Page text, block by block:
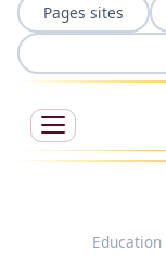
Pages sites